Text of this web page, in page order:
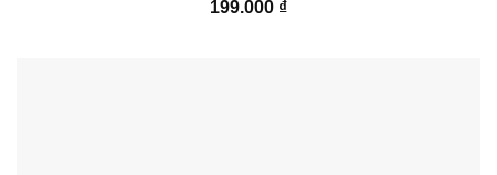
199.000 ₫